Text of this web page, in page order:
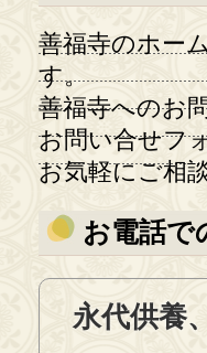
善福寺のホー
す。
善福寺へのお
お問い合せフ
お気軽にご相
お電話で
永代供養